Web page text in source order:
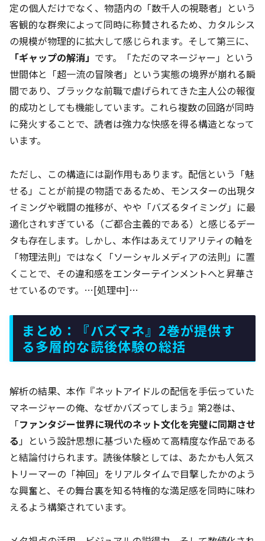
定の個人だけでなく、物語内の「数千人の視聴者」という
客観的な群衆によって同時に称賛されるため、カタルシス
の規模が物理的に拡大して感じられます。そして第三に、
「ギャップの解消」 です。「ただのマネージャー」という
世間体と「超一流の冒険者」という実態の境界が崩れる瞬
間であり、ブラックな前職で虐げられてきた主人公の報復
的成功としても機能しています。これら複数の回路が同時
に発火することで、読者は強力な快感を得る構造となって
います。
ただし、この構造には副作用もあります。配信という「魅
せる」ことが前提の物語であるため、モンスターの出現タ
イミングや戦闘の推移が、やや「バズるタイミング」に最
適化されすぎている（ご都合主義的である）と感じるデー
タも存在します。しかし、本作はあえてリアリティの軸を
「物理法則」ではなく「ソーシャルメディアの法則」に置
くことで、その違和感をエンターテインメントへと昇華さ
せているのです。…[処理中]…
まとめ：『バズマネ』2巻が提供す
る多層的な読後体験の総括
解析の結果、本作『ネットアイドルの配信を手伝っていた
マネージャーの俺、なぜかバズってしまう』第2巻は、
「ファンタジー世界に現代のネット文化を完璧に同期させ
る」という設計思想に基づいた極めて高精度な作品である
と結論付けられます。読後体験としては、あたかも人気ス
トリーマーの「神回」をリアルタイムで目撃したかのよう
な興奮と、その舞台裏を知る特権的な満足感を同時に味わ
えるよう構築されています。